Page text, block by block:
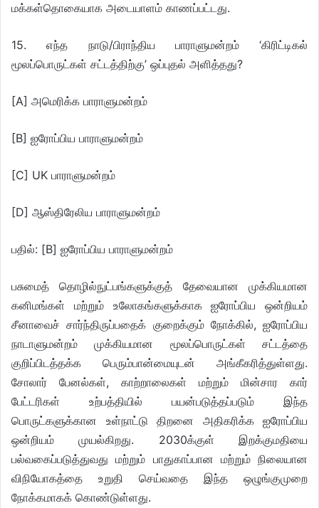
மக்கள்தொகையாக அடையாளம் காணப்பட்டது.
15. எந்த நாடு/பிராந்திய பாராளுமன்றம் ‘கிரிட்டிகல்
மூலப்பொருட்கள் சட்டத்திற்கு’ ஒப்புதல் அளித்தது?
[A] அமெரிக்க பாராளுமன்றம்
[B] ஐரோப்பிய பாராளுமன்றம்
[C] UK பாராளுமன்றம்
[D] ஆஸ்திரேலிய பாராளுமன்றம்
பதில்: [B] ஐரோப்பிய பாராளுமன்றம்
பசுமைத் தொழில்நுட்பங்களுக்குத் தேவையான முக்கியமான
கனிமங்கள் மற்றும் உலோகங்களுக்காக ஐரோப்பிய ஒன்றியம்
சீனாவைச் சார்ந்திருப்பதைக் குறைக்கும் நோக்கில், ஐரோப்பிய
நாடாளுமன்றம் முக்கியமான மூலப்பொருட்கள் சட்டத்தை
குறிப்பிடத்தக்க பெரும்பான்மையுடன் அங்கீகரித்துள்ளது.
சோலார் பேனல்கள், காற்றாலைகள் மற்றும் மின்சார கார்
பேட்டரிகள் உற்பத்தியில் பயன்படுத்தப்படும் இந்த
பொருட்களுக்கான உள்நாட்டு திறனை அதிகரிக்க ஐரோப்பிய
ஒன்றியம் முயல்கிறது. 2030க்குள் இறக்குமதியை
பல்வகைப்படுத்துவது மற்றும் பாதுகாப்பான மற்றும் நிலையான
விநியோகத்தை உறுதி செய்வதை இந்த ஒழுங்குமுறை
நோக்கமாகக் கொண்டுள்ளது.